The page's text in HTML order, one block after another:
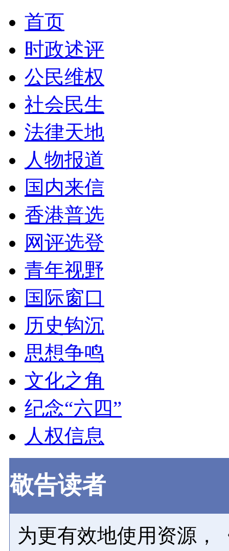
首页
时政述评
公民维权
社会民生
法律天地
人物报道
国内来信
香港普选
网评选登
青年视野
国际窗口
历史钩沉
思想争鸣
文化之角
纪念“六四”
人权信息
敬告读者
为更有效地使用资源，